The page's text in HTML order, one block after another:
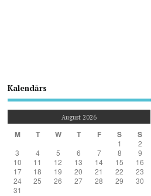
Kalendārs
August 2026
M T W T F S S
1
2
3
4 5 6 7 8
9
10
11 12 13 14 15
16
17
18 19 20 21 22
23
24
25 26 27 28 29
30
31